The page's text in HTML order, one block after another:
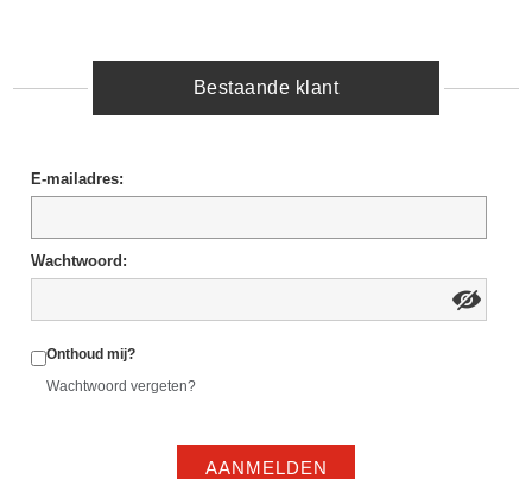
Bestaande klant
E-mailadres:
Wachtwoord:
Onthoud mij?
Wachtwoord vergeten?
AANMELDEN